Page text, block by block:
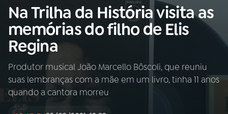
Buscar
na
Rádio
Nacional
Buscar
AO VIVO
Na Trilha da História visita as
memórias do filho de Elis
Regina
Produtor musical João Marcello Bôscoli, que reuniu
suas lembranças com a mãe em um livro, tinha 11 anos
quando a cantora morreu